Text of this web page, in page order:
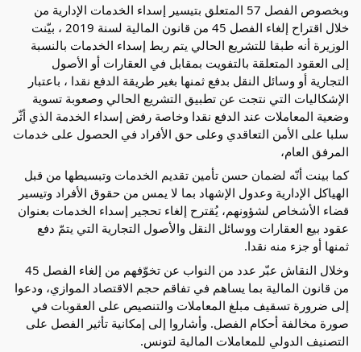
وبخصوص الفصل 57 المتعلق بتيسير إسداء الخدمات الإدارية من
خلال اقتراح إلغاء الفصل 45 من قانون المالية لسنة 2019 ، بيّنت
الوزيرة أنه طبقا للتشريع الحالي يتم ربط إسداء الخدمات بالنسبة
إلى العقود المتعلقة بالتفويت بمقابل في العقارات أو الأصول
التجارية أو وسائل النقل بدفع ثمنها بغير طريقة الدفع نقدا ، باعتبار
الإشكاليات التي نتجت عن تطبيق التشريع الحالي وصعوبة تسوية
وضعية المعاملات عند الدفع نقدا وخاصة رفض إسداء الخدمة الذي أثّر
سلبا على الأمن التعاقدي وعلى حق الأفراد في الحصول على خدمات
المرفق العام،
كما بينت أنّه لضمان حسن تأمين تقديم الخدمات وتبسيطها من قبل
الهياكل الإدارية وعدول الإشهاد بما لا يمس من حقوق الأفراد وتيسير
قضاء الأشخاص لشؤونهم، يُقترح إلغاء تحجير إسداء الخدمات بعنوان
عقود بيع العقارات ووسائل النقل والأصول التجارية التي يتمّ دفع
ثمنها أو جزء منه نقدا.
وخلال النقاش عبّر عدد من النواب عن تخوّفهم من إلغاء الفصل 45
من قانون المالية بما يساهم في تفاقم حجم الاقتصاد الموازي، ودعوا
إلى ضرورة تسقيف مبلغ المعاملات والتنصيص على العقوبات في
صورة مخالفة أحكام الفصل. وأشاروا إلى إمكانية تأثير الفصل على
التصنيف الدولي للمعاملات المالية لتونس.